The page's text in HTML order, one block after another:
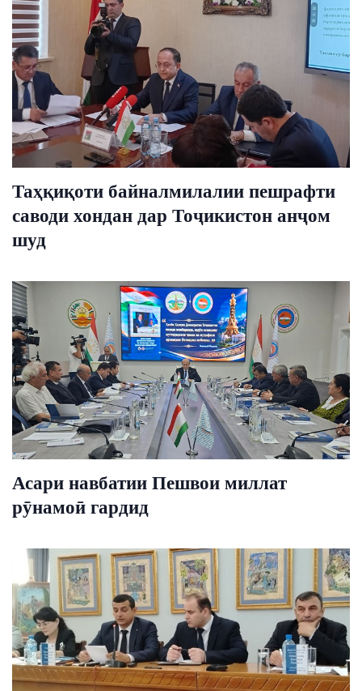
Таҳқиқоти байналмилалии пешрафти
саводи хондан дар Тоҷикистон анҷом
шуд
Асари навбатии Пешвои миллат
рӯнамоӣ гардид